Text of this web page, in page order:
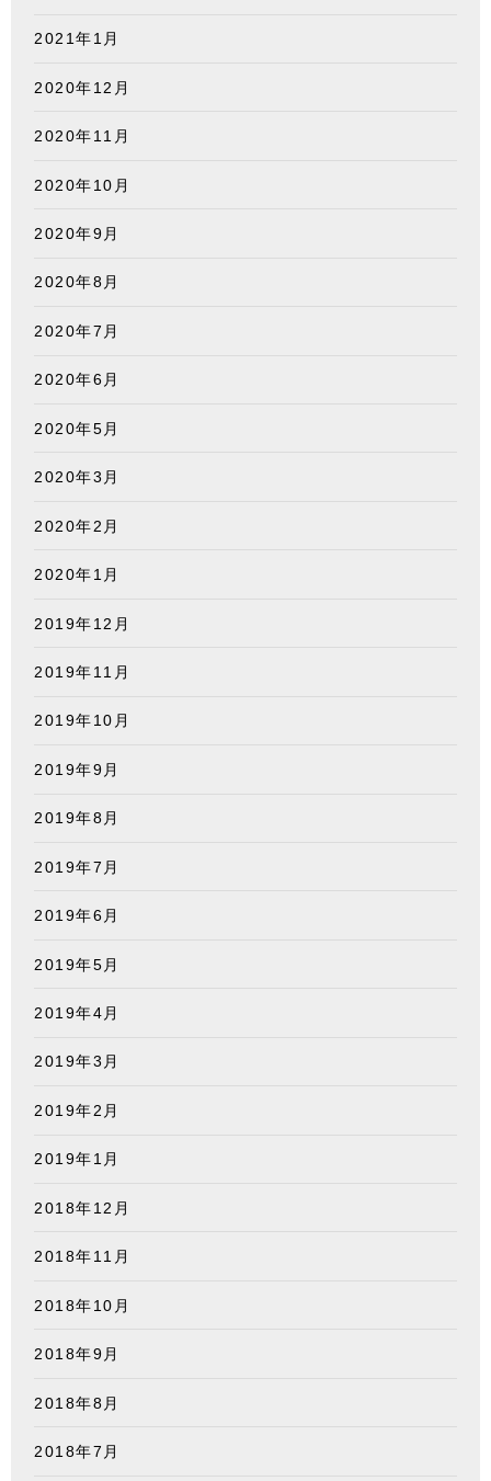
2021年1月
2020年12月
2020年11月
2020年10月
2020年9月
2020年8月
2020年7月
2020年6月
2020年5月
2020年3月
2020年2月
2020年1月
2019年12月
2019年11月
2019年10月
2019年9月
2019年8月
2019年7月
2019年6月
2019年5月
2019年4月
2019年3月
2019年2月
2019年1月
2018年12月
2018年11月
2018年10月
2018年9月
2018年8月
2018年7月